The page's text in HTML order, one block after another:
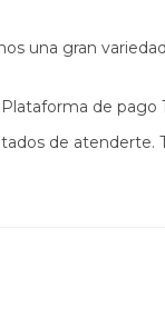
una gran
de pago
de atenderte.